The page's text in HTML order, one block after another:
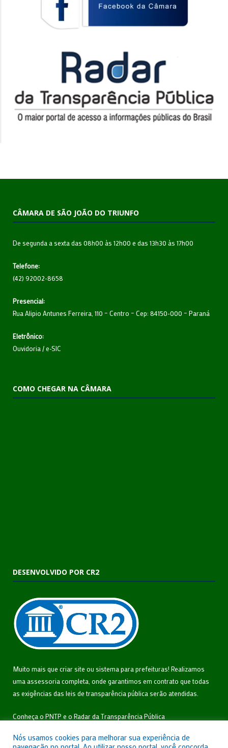
CÂMARA DE SÃO JOÃO DO TRIUNFO
De segunda a sexta das 08h00 às 12h00 e das 13h30 às 17h00
Telefone:
(42) 92002-8658
Presencial:
Rua Alipio Antunes Ferreira, 110 – Centro – Cep: 84150-000 – Paraná
Eletrônico:
Ouvidoria /e-SIC
COMO CHEGAR NA CÂMARA
DESENVOLVIDO POR CR2
Muito mais que criar site ou sistema para prefeituras! Realizamos
uma assessoria completa, onde garantimos em contrato que todas
as exigências das leis de transparência pública serão atendidas.
Conheça o PNTP e o Radar da Transparência Pública
Nós usamos cookies para melhorar sua experiência de